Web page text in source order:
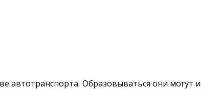
автотранспорта. Образовываться они могут и